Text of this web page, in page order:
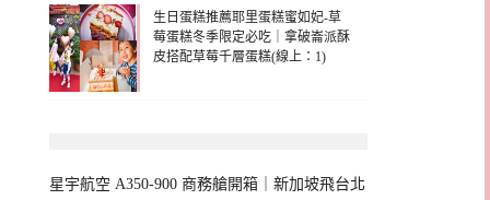
生日蛋糕推薦耶里蛋糕蜜如妃-草
莓蛋糕冬季限定必吃｜拿破崙派酥
皮搭配草莓千層蛋糕(線上：1)
星宇航空 A350-900 商務艙開箱｜新加坡飛台北